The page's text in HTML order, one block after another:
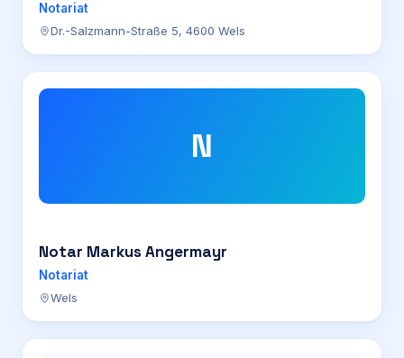
Notariat
Dr.-Salzmann-Straße 5, 4600 Wels
N
Notar Markus Angermayr
Notariat
Wels